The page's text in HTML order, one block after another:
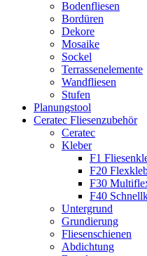
Bodenfliesen
Bordüren
Dekore
Mosaike
Sockel
Terrassenelemente
Wandfliesen
Stufen
Planungstool
Ceratec Fliesenzubehör
Ceratec
Kleber
F1
F20
F30
F40
Untergrund
Grundierung
Fliesenschienen
Abdichtung